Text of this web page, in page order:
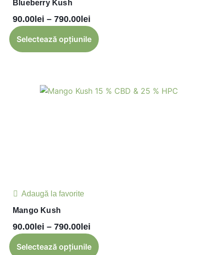
Blueberry Kush
90.00 lei – 790.00 lei
Selectează opțiunile
Adaugă la favorite
Mango Kush
90.00 lei – 790.00 lei
Selectează opțiunile